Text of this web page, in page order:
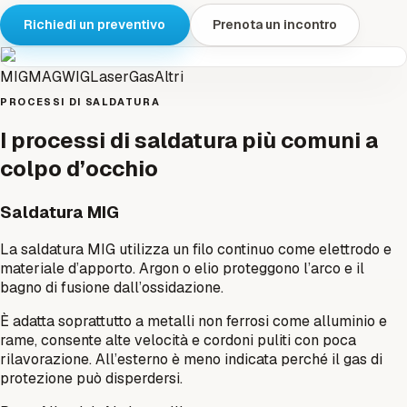
Richiedi un preventivo Prenota un incontro
MIGMAGWIGLaserGasAltri
PROCESSI DI SALDATURA
I processi di saldatura più comuni a
colpo d’occhio
Saldatura MIG
La saldatura MIG utilizza un filo continuo come elettrodo e
materiale d’apporto. Argon o elio proteggono l’arco e il
bagno di fusione dall’ossidazione.
È adatta soprattutto a metalli non ferrosi come alluminio e
rame, consente alte velocità e cordoni puliti con poca
rilavorazione. All’esterno è meno indicata perché il gas di
protezione può disperdersi.